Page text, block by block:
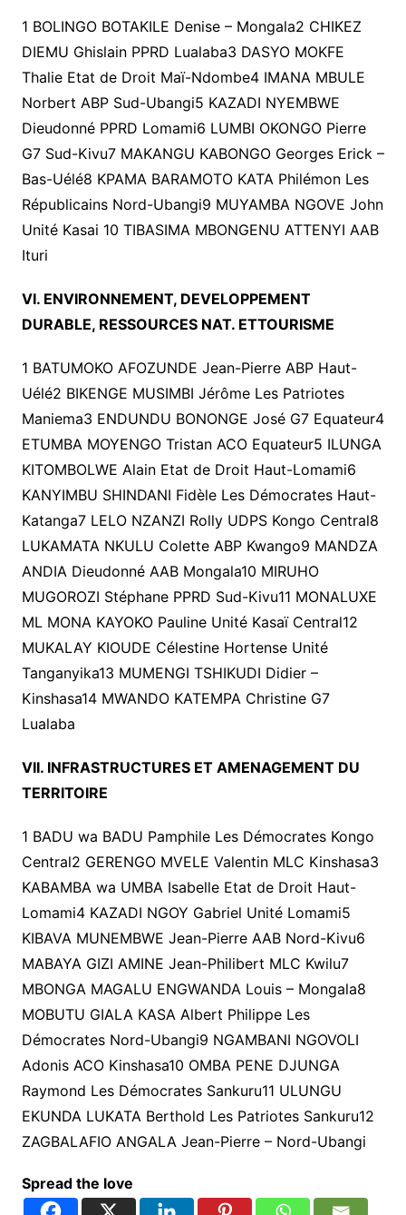
1 BOLINGO BOTAKILE Denise – Mongala2 CHIKEZ
DIEMU Ghislain PPRD Lualaba3 DASYO MOKFE
Thalie Etat de Droit Maï-Ndombe4 IMANA MBULE
Norbert ABP Sud-Ubangi5 KAZADI NYEMBWE
Dieudonné PPRD Lomami6 LUMBI OKONGO Pierre
G7 Sud-Kivu7 MAKANGU KABONGO Georges Erick –
Bas-Uélé8 KPAMA BARAMOTO KATA Philémon Les
Républicains Nord-Ubangi9 MUYAMBA NGOVE John
Unité Kasai 10 TIBASIMA MBONGENU ATTENYI AAB
Ituri
VI. ENVIRONNEMENT, DEVELOPPEMENT
DURABLE, RESSOURCES NAT. ETTOURISME
1 BATUMOKO AFOZUNDE Jean-Pierre ABP Haut-
Uélé2 BIKENGE MUSIMBI Jérôme Les Patriotes
Maniema3 ENDUNDU BONONGE José G7 Equateur4
ETUMBA MOYENGO Tristan ACO Equateur5 ILUNGA
KITOMBOLWE Alain Etat de Droit Haut-Lomami6
KANYIMBU SHINDANI Fidèle Les Démocrates Haut-
Katanga7 LELO NZANZI Rolly UDPS Kongo Central8
LUKAMATA NKULU Colette ABP Kwango9 MANDZA
ANDIA Dieudonné AAB Mongala10 MIRUHO
MUGOROZI Stéphane PPRD Sud-Kivu11 MONALUXE
ML MONA KAYOKO Pauline Unité Kasaï Central12
MUKALAY KIOUDE Célestine Hortense Unité
Tanganyika13 MUMENGI TSHIKUDI Didier –
Kinshasa14 MWANDO KATEMPA Christine G7
Lualaba
VII. INFRASTRUCTURES ET AMENAGEMENT DU
TERRITOIRE
1 BADU wa BADU Pamphile Les Démocrates Kongo
Central2 GERENGO MVELE Valentin MLC Kinshasa3
KABAMBA wa UMBA Isabelle Etat de Droit Haut-
Lomami4 KAZADI NGOY Gabriel Unité Lomami5
KIBAVA MUNEMBWE Jean-Pierre AAB Nord-Kivu6
MABAYA GIZI AMINE Jean-Philibert MLC Kwilu7
MBONGA MAGALU ENGWANDA Louis – Mongala8
MOBUTU GIALA KASA Albert Philippe Les
Démocrates Nord-Ubangi9 NGAMBANI NGOVOLI
Adonis ACO Kinshasa10 OMBA PENE DJUNGA
Raymond Les Démocrates Sankuru11 ULUNGU
EKUNDA LUKATA Berthold Les Patriotes Sankuru12
ZAGBALAFIO ANGALA Jean-Pierre – Nord-Ubangi
Spread the love